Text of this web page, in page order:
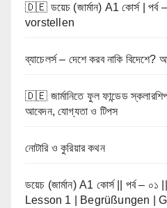
🇩🇪 ডয়েচ (জার্মান) A1 কোর্স | পর্ব
vorstellen
ব্যাচেলর্স – দেশে করব নাকি বিদেশে?
🇩🇪 জার্মানিতে ফুল ফান্ডেড স্কলারশিপ |
আবেদন, যোগ্যতা ও টিপস
নোটারি ও কুরিয়ার কথন
ডয়েচ (জার্মান) A1 কোর্স || পর্ব –
Lesson 1 | Begrüßungen |